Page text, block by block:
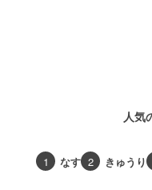
人気
1 なす 2 きゅうり